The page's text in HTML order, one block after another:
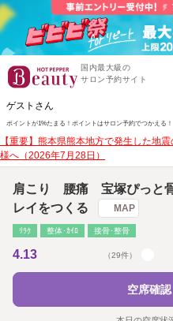
国内最大級の
サロン予約サイト
ゲストさん
ポイントが1%たまる！ ポイントはサロン予約でつかえる！
【重要】熊本県熊本地方で発生した地
様へ（2026年7月28日）
肩こり 腰痛 宝塚ぴっと
レイをつくる
MAP
ﾘﾗｸ 整体･ｶｲﾛ 接骨･整骨
4.13 （29件）
空席確